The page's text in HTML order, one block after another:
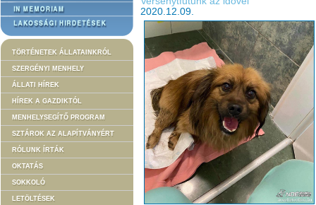
TÖRTÉNETEK ÁLLATAINKRÓL
SZERGÉNYI MENHELY
ÁLLATI HÍREK
HÍREK A GAZDIKTÓL
MENHELYSEGÍTŐ PROGRAM
SZTÁROK AZ ALAPÍTVÁNYÉRT
RÓLUNK ÍRTÁK
OKTATÁS
SOKKOLÓ
LETÖLTÉSEK
2020.12.09.